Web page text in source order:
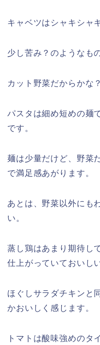
キャベツはシャキシャキ
少し苦み？のようなも
カット野菜だからかな？
パスタは細め短めの麺
です。
麺は少量だけど、野菜
で満足感あがります。
あとは、野菜以外にも
い。
蒸し鶏はあまり期待し
仕上がっていておいし
ほぐしサラダチキンと
かおいしく感じます。
トマトは酸味強めのタ